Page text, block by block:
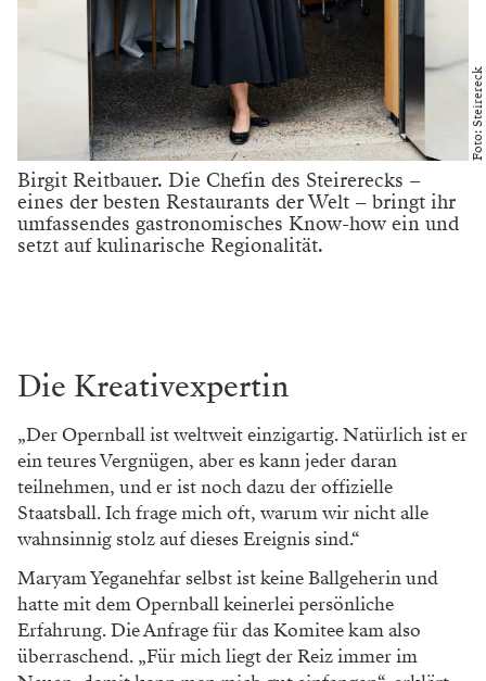
Foto: Steirereck
Birgit Reitbauer. Die Chefin des Steirerecks –
eines der besten Restaurants der Welt – bringt ihr
umfassendes gastronomisches Know-how ein und
setzt auf kulinarische Regionalität.
Die Kreativexpertin
„Der Opernball ist weltweit einzigartig. Natürlich ist er
ein teures Vergnügen, aber es kann jeder daran
teilnehmen, und er ist noch dazu der offizielle
Staatsball. Ich frage mich oft, warum wir nicht alle
wahnsinnig stolz auf dieses Ereignis sind.“
Maryam Yeganehfar selbst ist keine Ballgeherin und
hatte mit dem Opernball keinerlei persönliche
Erfahrung. Die Anfrage für das Komitee kam also
überraschend. „Für mich liegt der Reiz immer im